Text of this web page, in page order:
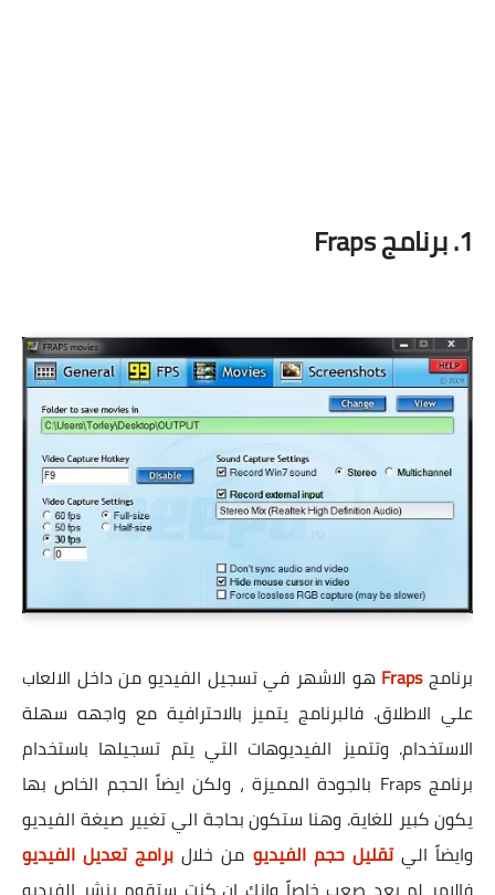
1. برنامج Fraps
برنامجFraps هو الاشهر في تسجيل الفيديو من داخل الالعاب
علي الاطلاق. فالبرنامج يتميز بالاحترافية مع واجهه سهلة
الاستخدام. وتتميز الفيديوهات التي يتم تسجيلها باستخدام
برنامج Fraps بالجودة المميزة ، ولكن ايضاً الحجم الخاص بها
يكون كبير للغاية. وهنا ستكون بحاجة الي تغيير صيغة الفيديو
وايضاً اليتقليل حجم الفيديو من خلال برامج تعديل الفيديو